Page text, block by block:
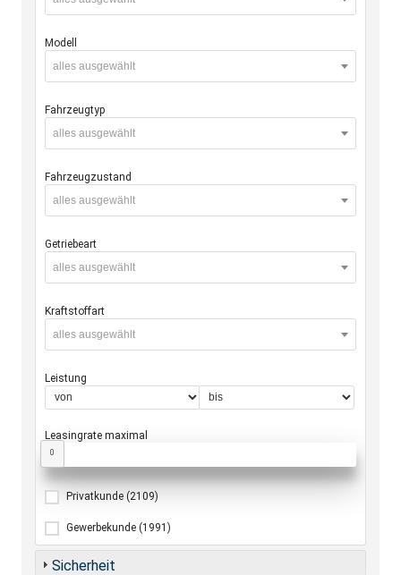
Modell
alles ausgewählt
Fahrzeugtyp
alles ausgewählt
Fahrzeugzustand
alles ausgewählt
Getriebeart
alles ausgewählt
Kraftstoffart
alles ausgewählt
Leistung
Leasingrate maximal
0
Privatkunde (2109)
Gewerbekunde (1991)
Sicherheit